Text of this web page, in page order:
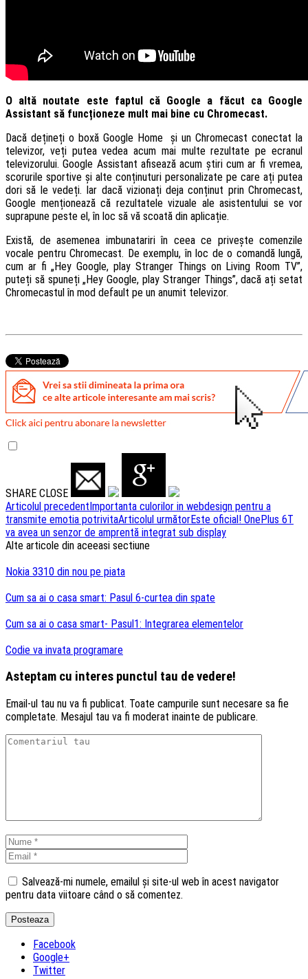
O altă noutate este faptul că Google a făcut ca Google
Assistant să funcționeze mult mai bine cu Chromecast.
Dacă dețineți o boxă Google Home și un Chromecast conectat la
televizor, veți putea vedea acum mai multe rezultate pe ecranul
televizorului. Google Assistant afisează acum știri cum ar fi vremea,
scorurile sportive și alte conținuturi personalizate pe care ați putea
dori să le vedeți. Iar dacă vizionați deja conținut prin Chromecast,
Google menționează că rezultatele vizuale ale asistentului se vor
suprapune peste el, în loc să vă scoată din aplicație.
Există, de asemenea imbunatariri în ceea ce privește comenzile
vocale pentru Chromecast. De exemplu, în loc de o comandă lungă,
cum ar fi „Hey Google, play Stranger Things on Living Room TV”,
puteți să spuneți „Hey Google, play Stranger Things”, dacă ați setat
Chromecastul în mod default pe un anumit televizor.
SHARE CLOSE
Navigare
articole
Articolul precedentImportanta culorilor in webdesign pentru a
transmite emotia potrivitaArticolul următorEste oficial! OnePlus 6T
va avea un senzor de amprentă integrat sub display
Alte articole din aceeasi sectiune
Nokia 3310 din nou pe piata
Cum sa ai o casa smart: Pasul 6-curtea din spate
Cum sa ai o casa smart- Pasul1: Integrarea elementelor
Codie va invata programare
Asteptam cu interes punctul tau de vedere!
Email-ul tau nu va fi publicat. Toate campurile sunt necesare sa fie
completate. Mesajul tau va fi moderat inainte de publicare.
Salvează-mi numele, emailul și site-ul web în acest navigator
pentru data viitoare când o să comentez.
Facebook
Google+
Twitter